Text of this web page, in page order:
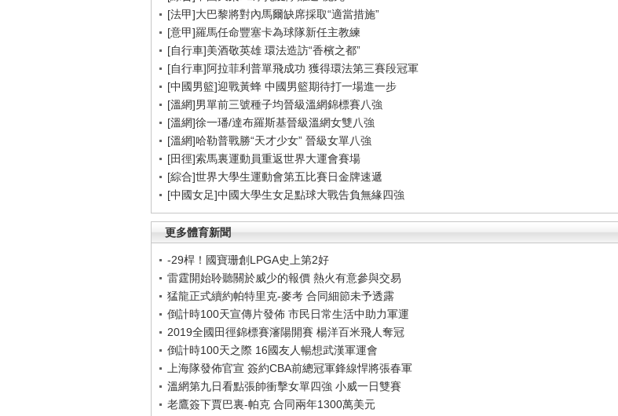
[法甲]大巴黎將對內馬爾缺席採取“適當措施”
[意甲]羅馬任命豐塞卡為球隊新任主教練
[自行車]美酒敬英雄 環法造訪“香檳之都”
[自行車]阿拉菲利普單飛成功 獲得環法第三賽段冠軍
[中國男籃]迎戰黃蜂 中國男籃期待打一場進一步
[溫網]男單前三號種子均晉級溫網錦標賽八強
[溫網]徐一璠/達布羅斯基晉級溫網女雙八強
[溫網]哈勒普戰勝“天才少女” 晉級女單八強
[田徑]索馬裏運動員重返世界大運會賽場
[綜合]世界大學生運動會第五比賽日金牌速遞
[中國女足]中國大學生女足點球大戰告負無緣四強
更多體育新聞
-29桿！國寶珊創LPGA史上第2好
雷霆開始聆聽關於威少的報價 熱火有意參與交易
猛龍正式續約帕特里克-麥考 合同細節未予透露
倒計時100天宣傳片發佈 市民日常生活中助力軍運
2019全國田徑錦標賽瀋陽開賽 楊洋百米飛人奪冠
倒計時100天之際 16國友人暢想武漢軍運會
上海隊發佈官宣 簽約CBA前總冠軍鋒線悍將張春軍
溫網第九日看點張帥衝擊女單四強 小威一日雙賽
老鷹簽下賈巴裏-帕克 合同兩年1300萬美元